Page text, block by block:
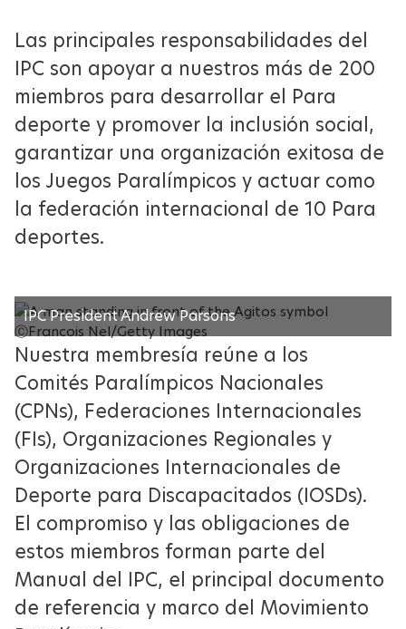
SALÓN DE LA FAMA
PREMIOS DEL DEPORTE
PARALÍMPICO
PREMIO CIENTÍFICO PARALÍMPICO
PREMIOS EXTERNOS
Las principales responsabilidades del
IPC son apoyar a nuestros más de 200
miembros para desarrollar el Para
deporte y promover la inclusión social,
garantizar una organización exitosa de
los Juegos Paralímpicos y actuar como
la federación internacional de 10 Para
deportes.
ⒸFrancois Nel/Getty Images
IPC President Andrew Parsons
Nuestra membresía reúne a los
Comités Paralímpicos Nacionales
(CPNs), Federaciones Internacionales
(FIs), Organizaciones Regionales y
Organizaciones Internacionales de
Deporte para Discapacitados (IOSDs).
El compromiso y las obligaciones de
estos miembros forman parte del
Manual del IPC, el principal documento
de referencia y marco del Movimiento